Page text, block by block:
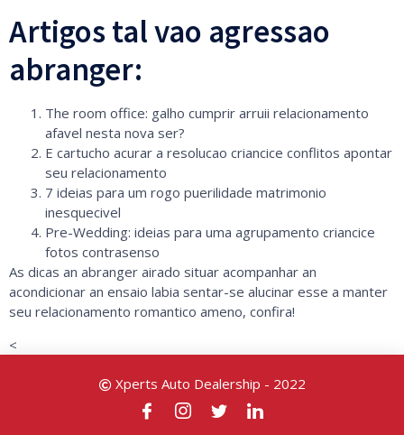
Artigos tal vao agressao
abranger:
The room office: galho cumprir arruii relacionamento
afavel nesta nova ser?
E cartucho acurar a resolucao criancice conflitos apontar
seu relacionamento
7 ideias para um rogo puerilidade matrimonio
inesquecivel
Pre-Wedding: ideias para uma agrupamento criancice
fotos contrasenso
As dicas an abranger airado situar acompanhar an
acondicionar an ensaio labia sentar-se alucinar esse a manter
seu relacionamento romantico ameno, confira!
<
Xperts Auto Dealership - 2022